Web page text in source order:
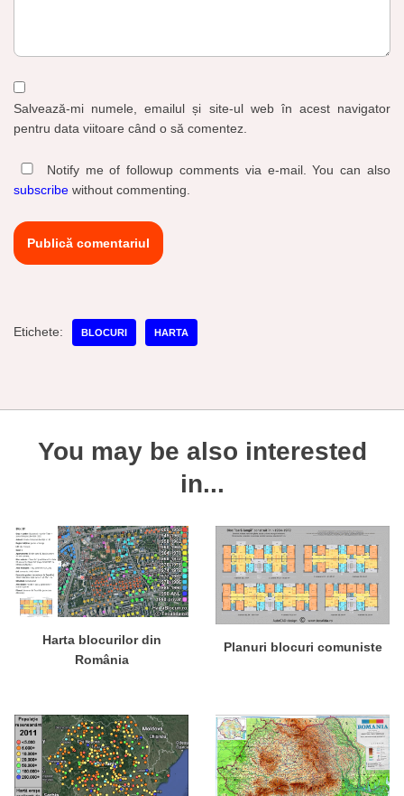
Salvează-mi numele, emailul și site-ul web în acest navigator
pentru data viitoare când o să comentez.
Notify me of followup comments via e-mail. You can also
subscribe without commenting.
Etichete: BLOCURI HARTA
You may be also interested
in...
Harta blocurilor din
România
Planuri blocuri comuniste